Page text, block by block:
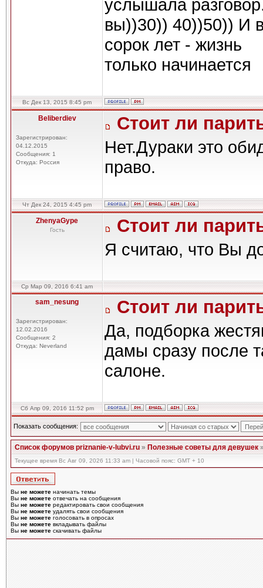
услышала
вы))30)) 40))50)) И
сорок лет - жизнь
только начинается
Вс Дек 13, 2015 8:45 pm
Beliberdiev
Зарегистрирован:
04.12.2015
Сообщения: 1
Откуда: Россия
Стоит ли
Нет.Дураки это
право.
Чт Дек 24, 2015 4:45 pm
ZhenyaGype
Гость Стоит ли
Я считаю, что Вы
Ср Мар 09, 2016 6:41 am
sam_nesung
Зарегистрирован:
12.02.2016
Сообщения: 2
Откуда: Neverland
Стоит ли
Да, подборка
дамы сразу после
салоне.
Сб Апр 09, 2016 11:52 pm
Показать сообщения:
Список форумов priznanie-v-lubvi.ru»Полезные советы для девушек
Текущее время Вс Авг 09, 2026 11:33 am | Часовой пояс: GMT + 10
Вы не можете начинать темы
Вы не можете отвечать на сообщения
Вы не можете редактировать свои сообщения
Вы не можете удалять свои сообщения
Вы не можете голосовать в опросах
Вы не можете вкладывать файлы
Вы не можете скачивать файлы